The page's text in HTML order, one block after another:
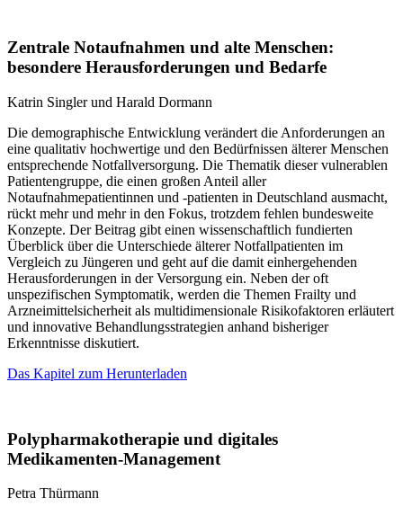
Zentrale Notaufnahmen und alte Menschen:
besondere Herausforderungen und Bedarfe
Katrin Singler und Harald Dormann
Die demographische Entwicklung verändert die Anforderungen an
eine qualitativ hochwertige und den Bedürfnissen älterer Menschen
entsprechende Notfallversorgung. Die Thematik dieser vulnerablen
Patientengruppe, die einen großen Anteil aller
Notaufnahmepatientinnen und -patienten in Deutschland ausmacht,
rückt mehr und mehr in den Fokus, trotzdem fehlen bundesweite
Konzepte. Der Beitrag gibt einen wissenschaftlich fundierten
Überblick über die Unterschiede älterer Notfallpatienten im
Vergleich zu Jüngeren und geht auf die damit einhergehenden
Herausforderungen in der Versorgung ein. Neben der oft
unspezifischen Symptomatik, werden die Themen Frailty und
Arzneimittelsicherheit als multidimensionale Risikofaktoren erläutert
und innovative Behandlungsstrategien anhand bisheriger
Erkenntnisse diskutiert.
Das Kapitel zum Herunterladen
Polypharmakotherapie und digitales
Medikamenten-Management
Petra Thürmann